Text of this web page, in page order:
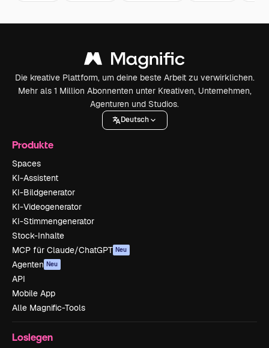
Die kreative Plattform, um deine beste Arbeit zu verwirklichen.
Mehr als 1 Million Abonnenten unter Kreativen, Unternehmen,
Agenturen und Studios.
Deutsch
Produkte
Spaces
KI-Assistent
KI-Bildgenerator
KI-Videogenerator
KI-Stimmengenerator
Stock-Inhalte
MCP für Claude/ChatGPT Neu
Agenten Neu
API
Mobile App
Alle Magnific-Tools
Loslegen